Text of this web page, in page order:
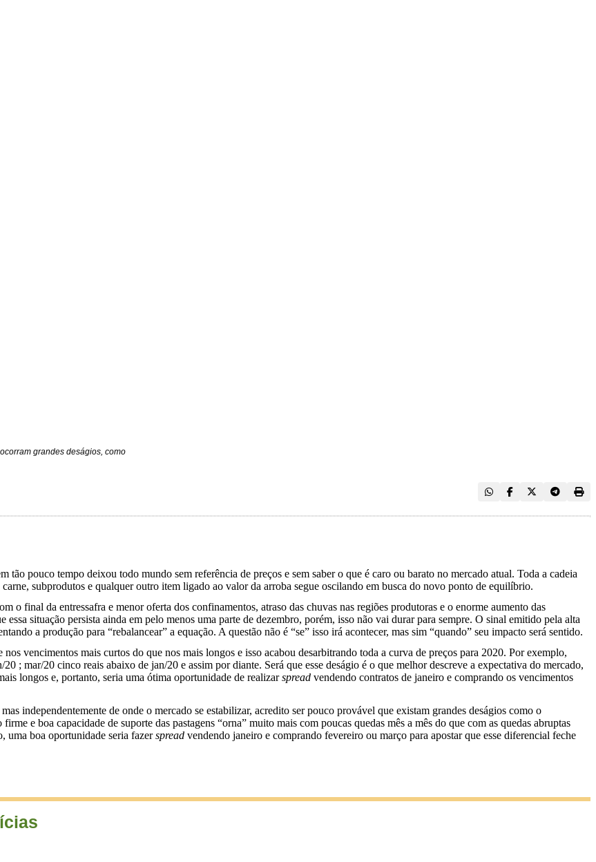
grandes deságios, como
tão pouco tempo deixou todo mundo sem referência de preços e sem saber o que é caro ou barato no mercado atual. Toda a cadeia
subprodutos e qualquer outro item ligado ao valor da arroba segue oscilando em busca do novo ponto de equilíbrio.
o final da entressafra e menor oferta dos confinamentos, atraso das chuvas nas regiões produtoras e o enorme aumento das
situação persista ainda em pelo menos uma parte de dezembro, porém, isso não vai durar para sempre. O sinal emitido pela alta
a produção para “rebalancear” a equação. A questão não é “se” isso irá acontecer, mas sim “quando” seu impacto será sentido.
vencimentos mais curtos do que nos mais longos e isso acabou desarbitrando toda a curva de preços para 2020. Por exemplo,
; mar/20 cinco reais abaixo de jan/20 e assim por diante. Será que esse deságio é o que melhor descreve a expectativa do mercado,
longos e, portanto, seria uma ótima oportunidade de realizarspread vendendo contratos de janeiro e comprando os vencimentos
independentemente de onde o mercado se estabilizar, acredito ser pouco provável que existam grandes deságios como o
e boa capacidade de suporte das pastagens “orna” muito mais com poucas quedas mês a mês do que com as quedas abruptas
uma boa oportunidade seria fazerspread vendendo janeiro e comprando fevereiro ou março para apostar que esse diferencial feche